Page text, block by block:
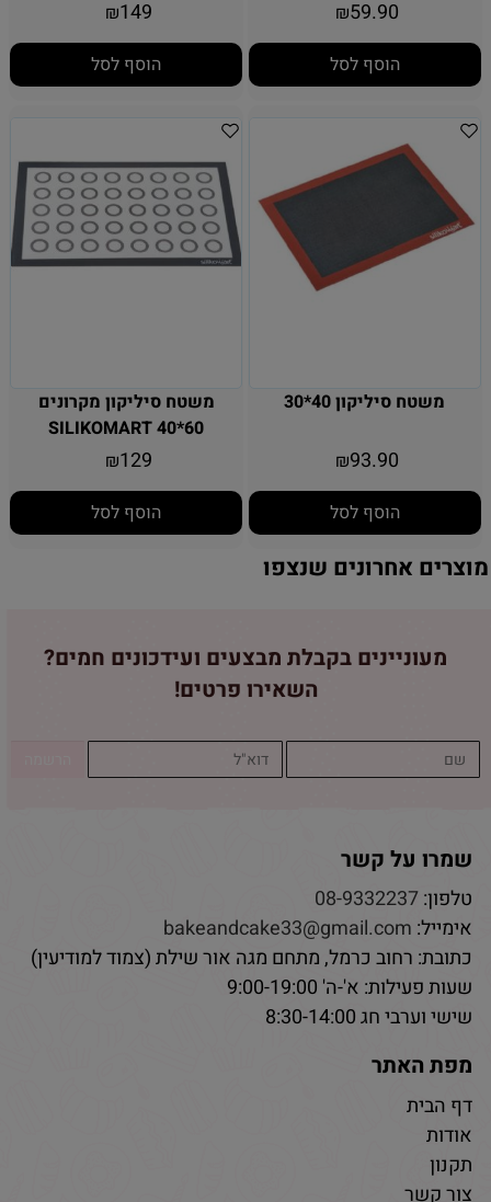
₪59.90
הוסף לסל
₪149
הוסף לסל
משטח סיליקון 40*30
₪93.90
הוסף לסל
משטח סיליקון מקרונים
SILIKOMART 40*60
₪129
הוסף לסל
מוצרים אחרונים שנצפו
מעוניינים בקבלת מבצעים ועידכונים חמים?
השאירו פרטים!
שמרו על קשר
טלפון:08-9332237
אימייל: bakeandcake33@gmail.com
כתובת: רחוב כרמל, מתחם מגה אור שילת (צמוד למודיעין)
שעות פעילות: א'-ה' 9:00-19:00
שישי וערבי חג 8:30-14:00
מפת האתר
דף הבית
אודות
תקנון
צור קשר